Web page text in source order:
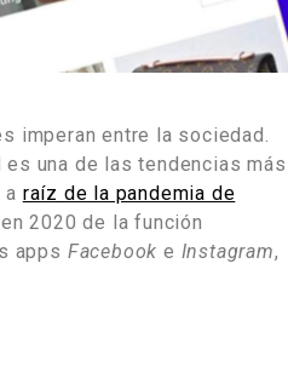
imperan entre la sociedad.
una de las tendencias más
a raíz de la pandemia de
2020 de la función
apps Facebook e Instagram,